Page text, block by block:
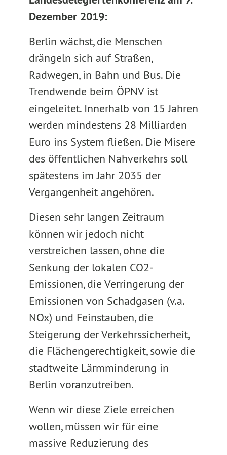
Dezember 2019:
Berlin wächst, die Menschen
drängeln sich auf Straßen,
Radwegen, in Bahn und Bus. Die
Trendwende beim ÖPNV ist
eingeleitet. Innerhalb von 15 Jahren
werden mindestens 28 Milliarden
Euro ins System fließen. Die Misere
des öffentlichen Nahverkehrs soll
spätestens im Jahr 2035 der
Vergangenheit angehören.
Diesen sehr langen Zeitraum
können wir jedoch nicht
verstreichen lassen, ohne die
Senkung der lokalen CO2-
Emissionen, die Verringerung der
Emissionen von Schadgasen (v.a.
NOx) und Feinstauben, die
Steigerung der Verkehrssicherheit,
die Flächengerechtigkeit, sowie die
stadtweite Lärmminderung in
Berlin voranzutreiben.
Wenn wir diese Ziele erreichen
wollen, müssen wir für eine
massive Reduzierung des